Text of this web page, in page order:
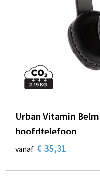
Urban Vitamin
hoofdtelefoon
vanaf € 35,31